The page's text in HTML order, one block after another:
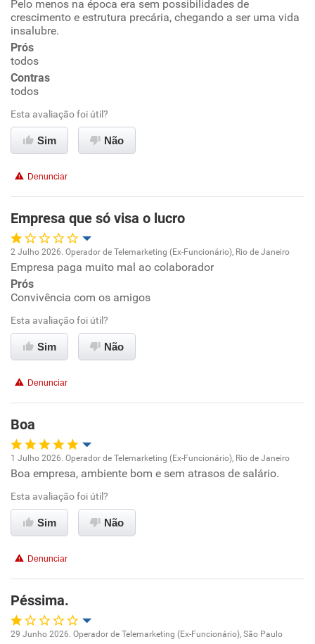
Oportunidade de promoção
Conciliação com a vida familiar
Benefícios
Não recomenda esta empresa
Pelo menos na época era sem possibilidades de
crescimento e estrutura precária, chegando a ser uma vida
insalubre.
Prós
todos
Contras
todos
Esta avaliação foi útil?
Sim Não
Denunciar
Empresa que só visa o lucro
Oportunidade de promoção
Ambiente de trabalho
Conciliação com a vida familiar
2 Julho 2026. Operador de Telemarketing (Ex-Funcionário), Rio de Janeiro
Empresa paga muito mal ao colaborador
Prós
Convivência com os amigos
Esta avaliação foi útil?
Sim Não
Denunciar
Boa
Oportunidade de promoção
Ambiente de trabalho
Benefícios
Recomenda esta empresa
1 Julho 2026. Operador de Telemarketing (Ex-Funcionário), Rio de Janeiro
Boa empresa, ambiente bom e sem atrasos de salário.
Esta avaliação foi útil?
Sim Não
Denunciar
Péssima.
29 Junho 2026. Operador de Telemarketing (Ex-Funcionário), São Paulo